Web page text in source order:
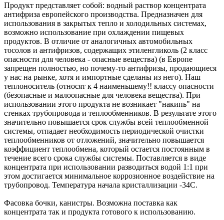
Продукт представляет собой: водный раствор концентрата
антифриза европейского производства. Предназначен для
использования в закрытых тепло и холодильных системах,
возможно использование при охлаждении пищевых
продуктов. В отличие от аналогичных автомобильных
тосолов и антифризов, содержащих этиленгликоль (2 класс
опасности для человека - опасные вещества) (в Европе
запрещен полностью, но почему-то антифризы, продающиеся
у нас на рынке, хотя и импортные сделаны из него). Наш
теплоноситель (относят к 4 наименьшему!! классу опасности
(безопасные и малоопасные для человека вещества). При
использовании этого продукта не возникает "накипь" на
стенках трубопровода и теплообменников. В результате этого
значительно повышается срок службы всей теплообменной
системы, отпадает необходимость периодической очистки
теплообменников от отложений, значительно повышается
коэффициент теплообмена, который остается постоянным в
течение всего срока службы системы. Поставляется в виде
концентрата при использовании разводиться водой 1:1 при
этом достигается минимальное коррозионное воздействие на
трубопровод. Температура начала кристаллизации -34С.
Фасовка бочки, канистры. Возможна поставка как
концентрата так и продукта готового к использованию.